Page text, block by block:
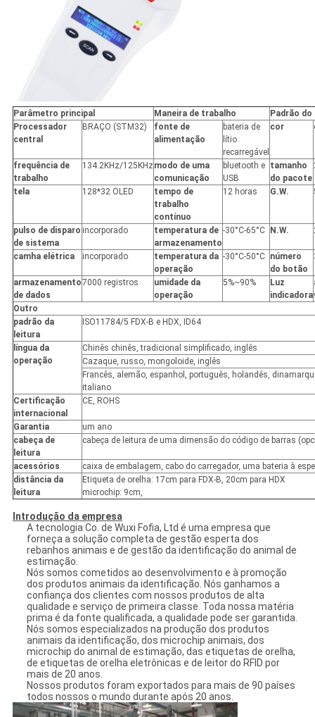
Parâmetro principal Maneira de trabalho
Padrão
Processador
central
BRAÇO (STM32)
fonte de
alimentação
bateria de
lítio
recarregável
cor
frequência de
trabalho
134.2KHz/125KHzmodo de uma
comunicação
bluetooth e
USB
tamanho
do pacote
tela 128*32 OLED
tempo de
trabalho
contínuo
12 horas G.W.
pulso de disparo
de sistema
incorporado
temperatura de
armazenamento
-30°C-65°C N.W.
camha elétrica incorporado
temperatura da
operação
-30°C-50°C número
do botão
armazenamento
de dados
7000 registros
umidade da
operação
5%~90%
Luz
indicadora
Outro
padrão da
leitura
ISO11784/5 FDX-B e HDX, ID64
língua da
operação
Chinês chinês, tradicional simplificado, inglês
Cazaque, russo, mongoloide, inglês
Francês, alemão, espanhol, português, holandês,
italiano
Certificação
internacional
CE, ROHS
Garantia
um ano
cabeça de
leitura
cabeça de leitura de uma dimensão do código de barras
acessórios
caixa de embalagem, cabo do carregador, uma bateria à
distância da
leitura
Etiqueta de orelha: 17cm para FDX-B, 20cm para HDX
microchip: 9cm,
Introdução da empresa
A tecnologia Co. de Wuxi Fofia, Ltd é uma empresa que
forneça a solução completa de gestão esperta dos
rebanhos animais e de gestão da identificação do animal de
estimação.
Nós somos cometidos ao desenvolvimento e à promoção
dos produtos animais da identificação. Nós ganhamos a
confiança dos clientes com nossos produtos de alta
qualidade e serviço de primeira classe. Toda nossa matéria
prima é da fonte qualificada, a qualidade pode ser garantida.
Nós somos especializados na produção dos produtos
animais da identificação, dos microchip animais, dos
microchip do animal de estimação, das etiquetas de orelha,
de etiquetas de orelha eletrônicas e de leitor do RFID por
mais de 20 anos.
Nossos produtos foram exportados para mais de 90 países
todos nossos o mundo durante após 20 anos.